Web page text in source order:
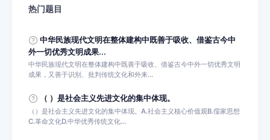
热门题目
中华民族现代文明在整体建构中既善于吸收、借鉴古今中
外一切优秀文明成果...
中华民族现代文明在整体建构中既善于吸收、借鉴古今中外一切优秀文明
成果，又善于识别、批判传统文化和外来...
（ ）是社会主义先进文化的集中体现。
（）是社会主义先进文化的集中体现。A.社会主义核心价值观B.儒家思想
C.革命文化D.中华优秀传统文化...